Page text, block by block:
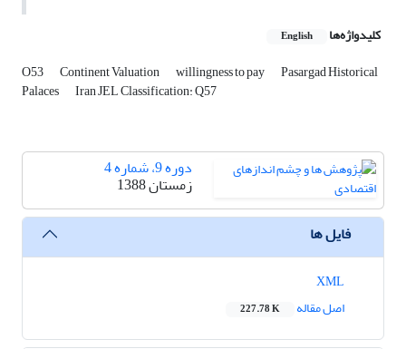
کلیدواژه‌ها English
O53 Continent Valuation willingness to pay Pasargad Historical
Palaces Iran JEL Classification: Q57
دوره 9، شماره 4
زمستان 1388
فایل ها
اصل مقاله
227.78 K